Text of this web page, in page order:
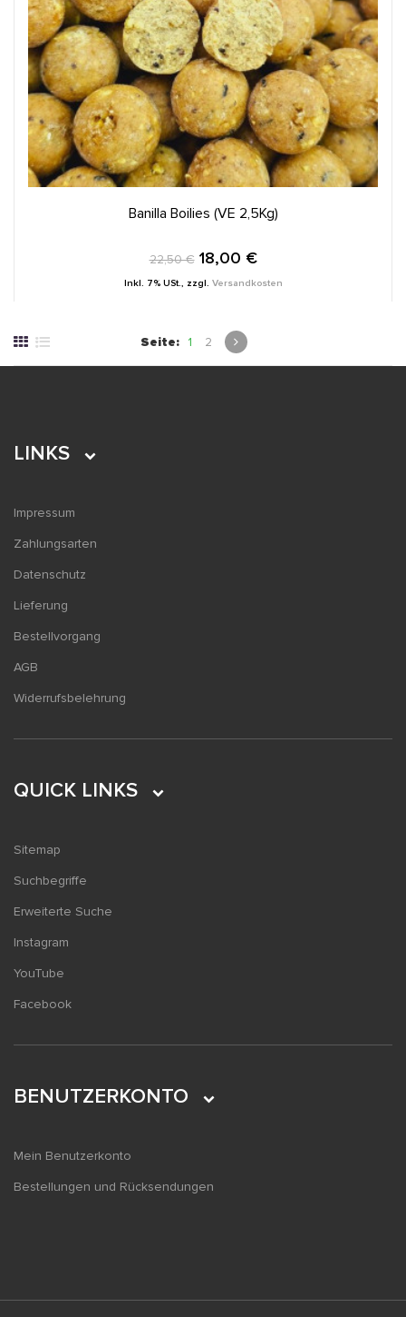
IN DEN WARENKORB
Banilla Boilies (VE 2,5Kg)
22,50 € 18,00 €
Inkl. 7% USt., zzgl. Versandkosten
Seite: 1 2
LINKS
Impressum
Zahlungsarten
Datenschutz
Lieferung
Bestellvorgang
AGB
Widerrufsbelehrung
QUICK LINKS
Sitemap
Suchbegriffe
Erweiterte Suche
Instagram
YouTube
Facebook
BENUTZERKONTO
Mein Benutzerkonto
Bestellungen und Rücksendungen